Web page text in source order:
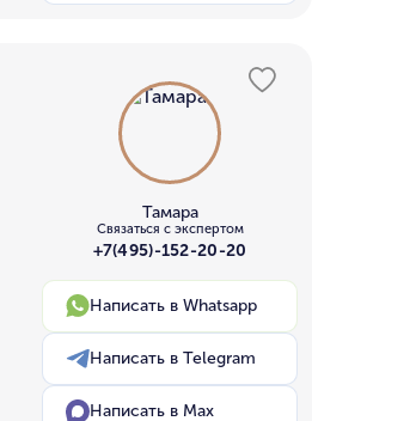
Тамара
Связаться с экспертом
+7(495)-152-20-20
Написать в Whatsapp
Написать в Telegram
Написать в Max